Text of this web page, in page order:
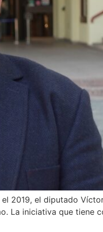
2019, el diputado
La iniciativa que tiene